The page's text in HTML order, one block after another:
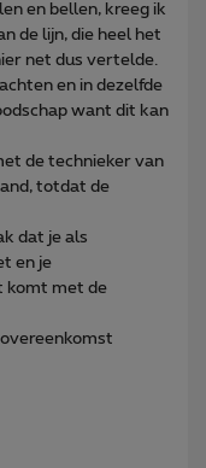
en bellen, kreeg ik
de lijn, die heel het
net dus vertelde.
en in dezelfde
want dit kan
de technieker van
totdat de
dat je als
en je
komt met de